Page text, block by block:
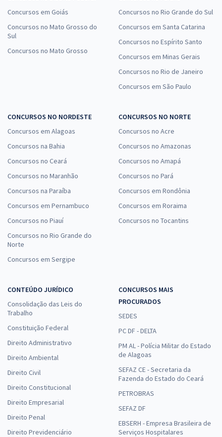
Concursos em Goiás
Concursos no Mato Grosso do
Sul
Concursos no Mato Grosso
Concursos no Rio Grande do Sul
Concursos em Santa Catarina
Concursos no Espírito Santo
Concursos em Minas Gerais
Concursos no Rio de Janeiro
Concursos em São Paulo
CONCURSOS NO NORDESTE
Concursos em Alagoas
Concursos na Bahia
Concursos no Ceará
Concursos no Maranhão
Concursos na Paraíba
Concursos em Pernambuco
Concursos no Piauí
Concursos no Rio Grande do
Norte
Concursos em Sergipe
CONCURSOS NO NORTE
Concursos no Acre
Concursos no Amazonas
Concursos no Amapá
Concursos no Pará
Concursos em Rondônia
Concursos em Roraima
Concursos no Tocantins
CONTEÚDO JURÍDICO
Consolidação das Leis do
Trabalho
Constituição Federal
Direito Administrativo
Direito Ambiental
Direito Civil
Direito Constitucional
Direito Empresarial
Direito Penal
Direito Previdenciário
CONCURSOS MAIS
PROCURADOS
SEDES
PC DF - DELTA
PM AL - Polícia Militar do Estado
de Alagoas
SEFAZ CE - Secretaria da
Fazenda do Estado do Ceará
PETROBRAS
SEFAZ DF
EBSERH - Empresa Brasileira de
Serviços Hospitalares